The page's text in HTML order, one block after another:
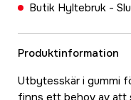
Butik Hyltebruk -
Produktinformation
Utbytesskär i gummi
finns ett behov av att